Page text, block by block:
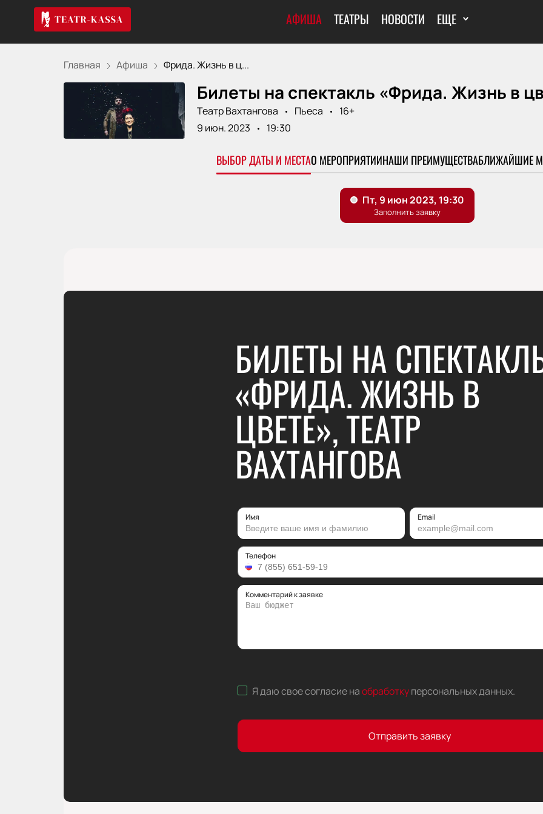
АФИША ТЕАТРЫ НОВОСТИ ЕЩЕ
Главная Афиша Фрида. Жизнь в ц...
Билеты на спектакль «Фрида. Жизнь в
Театр Вахтангова Пьеса
16+
9 июн. 2023
19:30
ВЫБОР ДАТЫ И МЕСТАО МЕРОПРИЯТИИНАШИ ПРЕИМУЩЕСТВАБЛИЖАЙШИЕ
БИЛЕТЫ НА
«ФРИДА. ЖИЗНЬ В
ЦВЕТЕ», ТЕАТР
ВАХТАНГОВА
Имя Email
Телефон
Комментарий к заявке
Я даю свое согласие наобработку персональных данных.
Отправить заявку